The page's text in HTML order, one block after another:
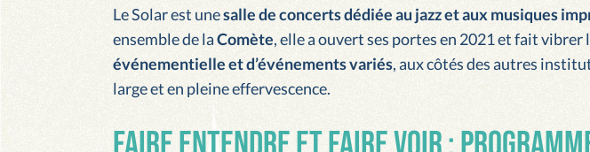
Le Solar est unesalle de concerts dédiée au jazz et aux musiques
ensemble de laComète, elle a ouvert ses portes en 2021 et fait vibrer
événementielle et d’événements variés, aux côtés des autres
large et en pleine effervescence.